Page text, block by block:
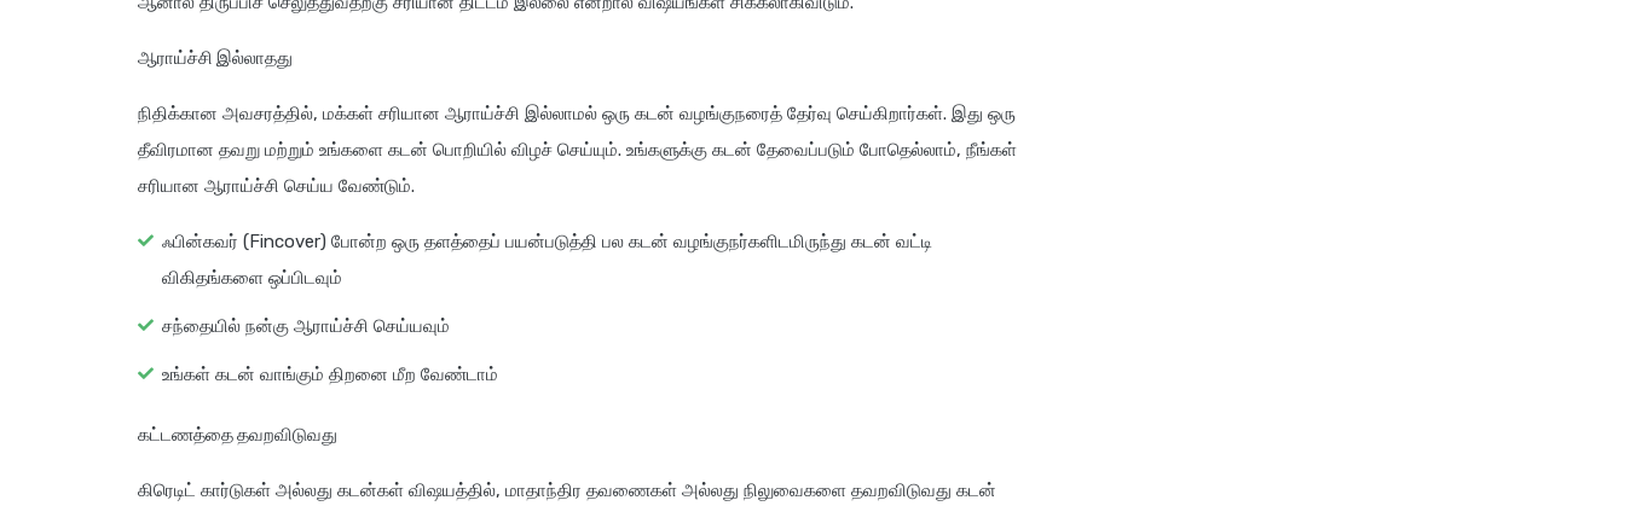
ஆராய்ச்சி இல்லாதது
நிதிக்கான அவசரத்தில், மக்கள் சரியான ஆராய்ச்சி இல்லாமல் ஒரு கடன் வழங்குநரைத் தேர்வு செய்கிறார்கள். இது ஒரு
தீவிரமான தவறு மற்றும் உங்களை கடன் பொறியில் விழச் செய்யும். உங்களுக்கு கடன் தேவைப்படும் போதெல்லாம், நீங்கள்
சரியான ஆராய்ச்சி செய்ய வேண்டும்.
ஃபின்கவர் (Fincover) போன்ற ஒரு தளத்தைப் பயன்படுத்தி பல கடன் வழங்குநர்களிடமிருந்து கடன் வட்டி
விகிதங்களை ஒப்பிடவும்
சந்தையில் நன்கு ஆராய்ச்சி செய்யவும்
உங்கள் கடன் வாங்கும் திறனை மீற வேண்டாம்
கட்டணத்தை தவறவிடுவது
கிரெடிட் கார்டுகள் அல்லது கடன்கள் விஷயத்தில், மாதாந்திர தவணைகள் அல்லது நிலுவைகளை தவறவிடுவது கடன்